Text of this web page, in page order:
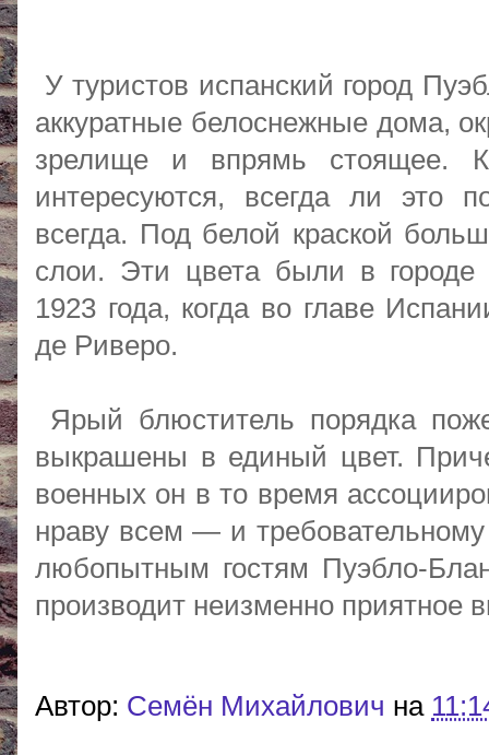
У туристов испанский город
аккуратные белоснежные дома,
зрелище и впрямь стоящее.
интересуются, всегда ли это
всегда. Под белой краской
слои. Эти цвета были в
1923 года, когда во главе
де Риверо.
Ярый блюститель порядка
выкрашены в единый цвет.
военных он в то время
нраву всем — и
любопытным гостям Пуэбло-
производит неизменно приятное
Автор: Cемён Михайлович на